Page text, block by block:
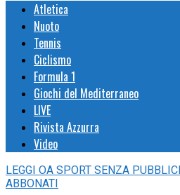
Atletica
Nuoto
Tennis
Ciclismo
Formula 1
Giochi del Mediterraneo
LIVE
Rivista Azzurra
Video
LEGGI OA SPORT SENZA
ABBONATI